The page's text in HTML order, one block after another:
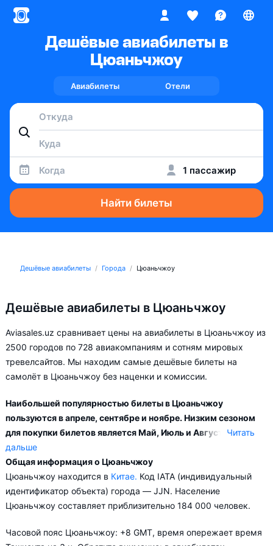
Дешёвые авиабилеты в
Цюаньчжоу
Авиабилеты Отели
Когда 1 пассажир
Найти билеты
Дешёвые авиабилеты Города Цюаньчжоу
Дешёвые авиабилеты в Цюаньчжоу
Aviasales.uz сравнивает цены на авиабилеты в Цюаньчжоу из
2500 городов по 728 авиакомпаниям и сотням мировых
тревелсайтов. Мы находим самые дешёвые билеты на
самолёт в Цюаньчжоу без наценки и комиссии.
Наибольшей популярностью билеты в Цюаньчжоу
пользуются в апреле, сентябре и ноябре. Низким сезоном
для покупки билетов является Май, Июль и Август. Читать
дальше
Город Цюаньчжоу обслуживается аэропортами: Цюаньчжоу.
Прямые рейсы в Цюаньчжоу выполняются 23
авиакомпаниями. Больше всего рейсов выполняет
Общая информация о Цюаньчжоу
Цюаньчжоу находится в Китае. Код IATA (индивидуальный
идентификатор объекта) города — JJN. Население
Цюаньчжоу составляет приблизительно 184 000 человек.
Часовой пояс Цюаньчжоу: +8 GMT, время опережает время